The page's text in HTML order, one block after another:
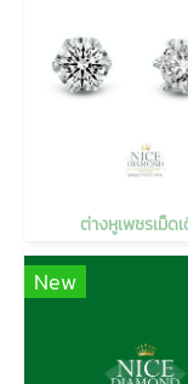
ต่างหูเพชรเม็ด
New